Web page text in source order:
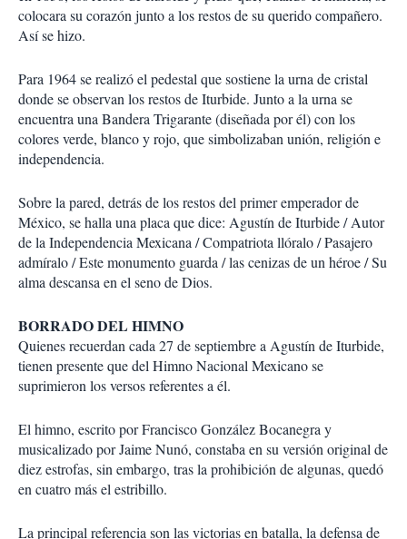
colocara su corazón junto a los restos de su querido compañero.
Así se hizo.
Para 1964 se realizó el pedestal que sostiene la urna de cristal
donde se observan los restos de Iturbide. Junto a la urna se
encuentra una Bandera Trigarante (diseñada por él) con los
colores verde, blanco y rojo, que simbolizaban unión, religión e
independencia.
Sobre la pared, detrás de los restos del primer emperador de
México, se halla una placa que dice: Agustín de Iturbide / Autor
de la Independencia Mexicana / Compatriota llóralo / Pasajero
admíralo / Este monumento guarda / las cenizas de un héroe / Su
alma descansa en el seno de Dios.
BORRADO DEL HIMNO
Quienes recuerdan cada 27 de septiembre a Agustín de Iturbide,
tienen presente que del Himno Nacional Mexicano se
suprimieron los versos referentes a él.
El himno, escrito por Francisco González Bocanegra y
musicalizado por Jaime Nunó, constaba en su versión original de
diez estrofas, sin embargo, tras la prohibición de algunas, quedó
en cuatro más el estribillo.
La principal referencia son las victorias en batalla, la defensa de